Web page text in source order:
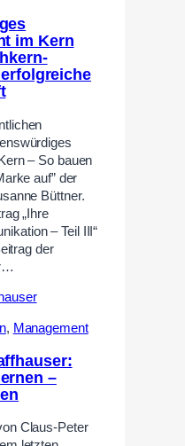
im Kern
– So bauen
auf” der
Büttner.
„Ihre
– Teil III“
der
, Management
–
Claus-Peter